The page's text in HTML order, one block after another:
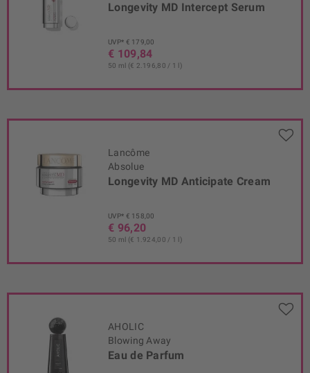
Longevity MD Intercept Serum
UVP* € 179,00
€ 109,84
50 ml (€ 2.196,80 / 1 l)
Lancôme
Absolue
Longevity MD Anticipate Cream
UVP* € 158,00
€ 96,20
50 ml (€ 1.924,00 / 1 l)
AHOLIC
Blowing Away
Eau de Parfum